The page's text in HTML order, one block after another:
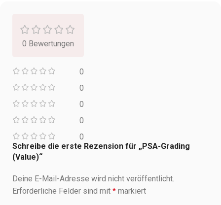
0 Bewertungen
0
0
0
0
0
Schreibe die erste Rezension für „PSA-Grading
(Value)“
Deine E-Mail-Adresse wird nicht veröffentlicht.
Erforderliche Felder sind mit * markiert